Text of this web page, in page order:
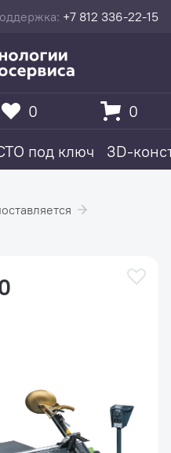
+7 812 336-22-15
под ключ 3D-
0 0